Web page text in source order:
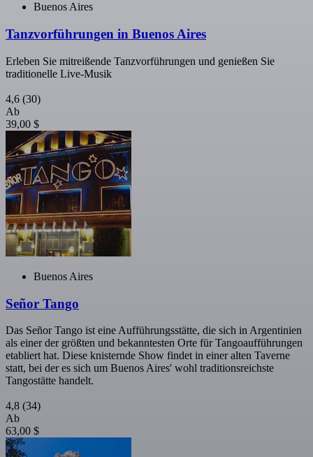
Buenos Aires
Tanzvorführungen in Buenos Aires
Erleben Sie mitreißende Tanzvorführungen und genießen Sie
traditionelle Live-Musik
4,6 (30)
Ab
39,00 $
Buenos Aires
Señor Tango
Das Señor Tango ist eine Aufführungsstätte, die sich in Argentinien
als einer der größten und bekanntesten Orte für Tangoaufführungen
etabliert hat. Diese knisternde Show findet in einer alten Taverne
statt, bei der es sich um Buenos Aires' wohl traditionsreichste
Tangostätte handelt.
4,8 (34)
Ab
63,00 $